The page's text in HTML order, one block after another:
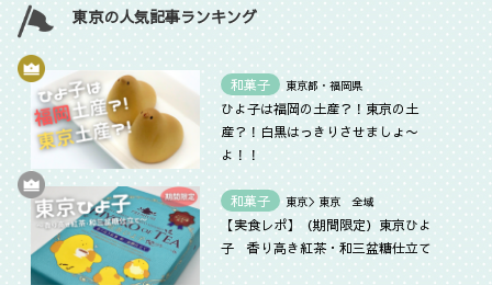
東京の人気記事ランキング
和菓子 東京都・福岡県
ひよ子は福岡の土産？！東京の土
産？！白黒はっきりさせましょ〜
よ！！
和菓子 東京＞東京 全域
【実食レポ】（期間限定）東京ひよ
子 香り高き紅茶・和三盆糖仕立て